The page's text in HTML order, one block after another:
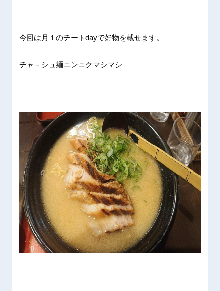
今回は月１のチートdayで好物を載せます。
チャ－シュ麺ニンニクマシマシ